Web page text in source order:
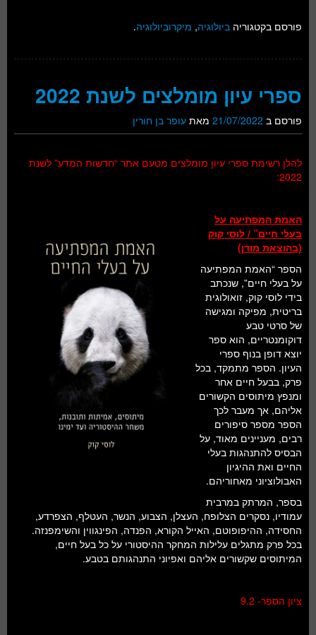
פורסם בקטגוריה ביולוגיה, מיקרוביולוגיה.
ספרי עיון מומלצים לשנת 2022
פורסם ב 21/07/2022 מאת עופר בן חורין
להלן רשימת ספרי עיון מומלצים מטעם אתר “חדשות המדע” לשנת
2022:
האמת המפתיעה על
בעלי חיים” / לוסי קוק
(בהוצאת מודן)
הספר “האמת המפתיעה
על בעלי חיים”, שנכתב
בידי לוסי קוק, זואולוגית
בריטית, מפיקה ומגישה
של סרטי טבע
דוקומנטריים, הוא ספר
יוצא דופן בנוף ספרי
העיון. הספר מתמקד, בכל
פרק, בבעל חיים אחר
ומנפץ מיתוסים הקשורים
אליהם, אך מעבר לכך
הספר מספר סיפורים
רבים, מעניינים מאוד, על
הבסיס להתנהגות בעלי
החיים ואת ההיגיון
האבולוציוני מאחוריהם.
בספר, המרתק במרבית
עמודיו, נסקרים הצלופח, העצלן, הצבוע, הנשר, העטלף, הצפרדע,
החסידה, ההיפופוטם, האייל הקורא, הפנדה, הפינגווין והשימפנזה.
בכל פרק מתגלים עלילות המחקר ההיסטורי על כל בעל חיים,
המיתוסים שקשורים אליהם ואפיוני התנהגותם בטבע.
ציון הספר- 9.2